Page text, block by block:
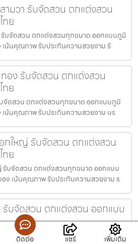
มวา รับจัดสวน ตกแต่งสวน
ย
บจัดสวน ตกแต่งสวนทุกขนาด ออกแบบภูมิ
เน้นคุณภาพ รับประกันความสวยงาม รั
อง รับจัดสวน ตกแต่งสวน
ย
จัดสวน ตกแต่งสวนทุกขนาด ออกแบบภูมิ
เน้นคุณภาพ รับประกันความสวยงาม บร
กใหญ่ รับจัดสวน ตกแต่งสวน
ย
บจัดสวน ตกแต่งสวนทุกขนาด ออกแบบ
ง เน้นคุณภาพ รับประกันความสวยงาม ร
บจัดสวน ตกแต่งสวน ออกแบบ
วน ตกแต่งสวนทุกขนาด ออกแบบภูมิทัศน์
ติดต่อ แชร์ เพิ่มเติม